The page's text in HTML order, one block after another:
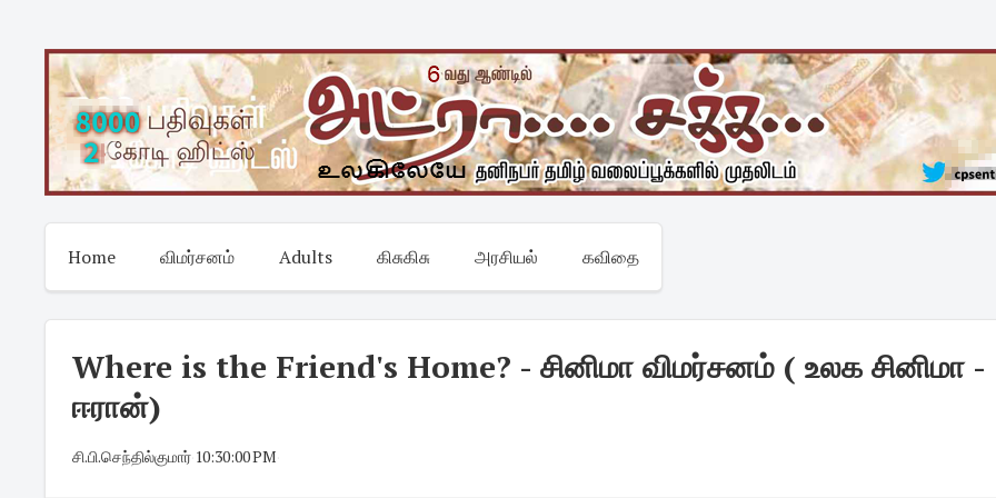
content
Home விமர்சனம் Adults கிசுகிசு அரசியல் கவிதை
Where is the Friend's Home? - சினிமா விமர்சனம் ( உலக சினிமா -
ஈரான்)
சி.பி.செந்தில்குமார் 10:30:00 PM